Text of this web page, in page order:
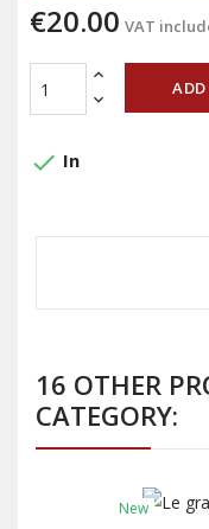
€20.00 VAT
done In
16 OTHER
CATEGORY:
New